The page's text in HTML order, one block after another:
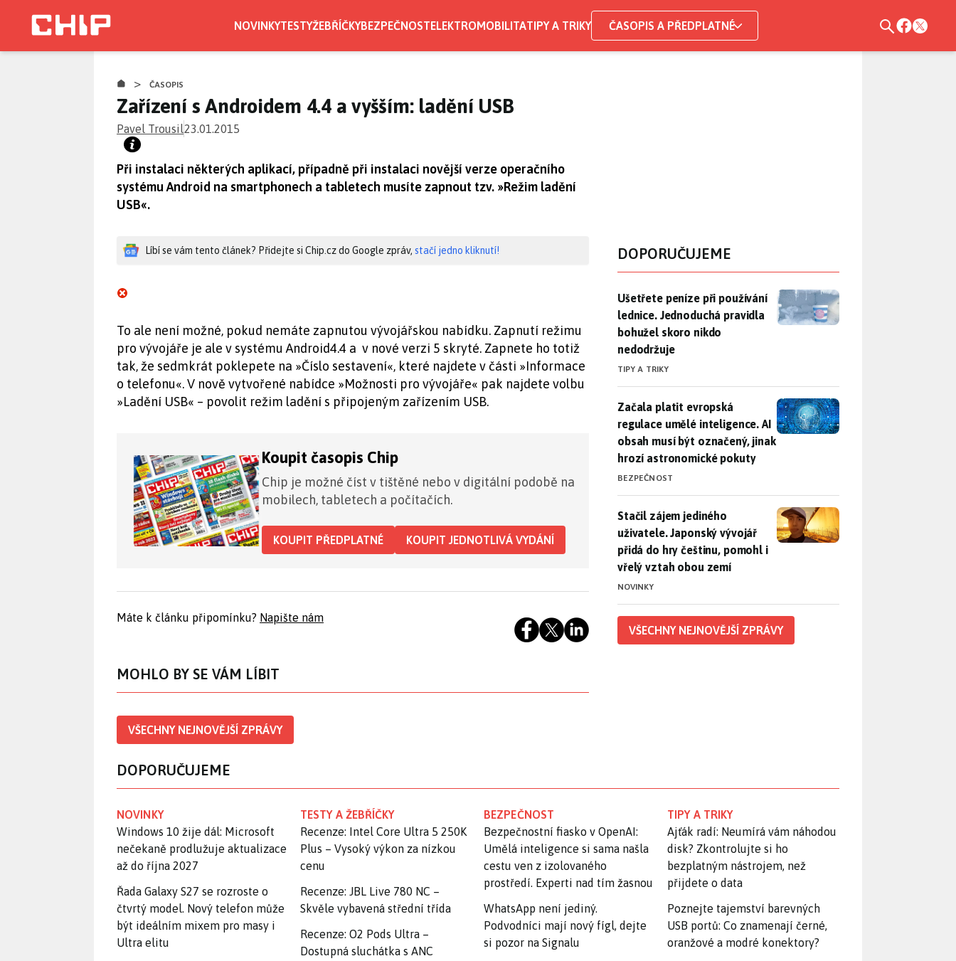
NOVINKYTESTYŽEBŘÍČKYBEZPEČNOSTELEKTROMOBILITATIPY A TRIKY ČASOPIS A PŘEDPLATNÉ
> ČASOPIS
Zařízení s Androidem 4.4 a vyšším: ladění USB
Pavel Trousil23.01.2015
Při instalaci některých aplikací, případně při instalaci novější verze operačního
systému Android na smartphonech a tabletech musíte zapnout tzv. »Režim ladění
USB«.
Líbí se vám tento článek? Přidejte si Chip.cz do Google zpráv, stačí jedno kliknutí!
To ale není možné, pokud nemáte zapnutou vývojářskou nabídku. Zapnutí režimu
pro vývojáře je ale v systému Android4.4 a v nové verzi 5 skryté. Zapnete ho totiž
tak, že sedmkrát poklepete na »Číslo sestavení«, které najdete v části »Informace
o telefonu«. V nově vytvořené nabídce »Možnosti pro vývojáře« pak najdete volbu
»Ladění USB« – povolit režim ladění s připojeným zařízením USB.
Koupit časopis Chip
Chip je možné číst v tištěné nebo v digitální podobě na
mobilech, tabletech a počítačích.
KOUPIT PŘEDPLATNÉ KOUPIT JEDNOTLIVÁ VYDÁNÍ
Máte k článku připomínku? Napište nám
MOHLO BY SE VÁM LÍBIT
VŠECHNY NEJNOVĚJŠÍ ZPRÁVY
DOPORUČUJEME
Ušetřete peníze při používání lednice. Jednoduchá pravidla
Ušetřete peníze při používání
lednice. Jednoduchá pravidla
bohužel skoro nikdo
nedodržuje
TIPY A TRIKY
Začala platit evropská regulace umělé inteligence. AI obsah
Začala platit evropská
regulace umělé inteligence. AI
obsah musí být označený, jinak
hrozí astronomické pokuty
BEZPEČNOST
Stačil zájem jediného uživatele. Japonský vývojář přidá do hry
Stačil zájem jediného
uživatele. Japonský vývojář
přidá do hry češtinu, pomohl i
vřelý vztah obou zemí
NOVINKY
VŠECHNY NEJNOVĚJŠÍ ZPRÁVY
DOPORUČUJEME
NOVINKY
Windows 10 žije dál: Microsoft
nečekaně prodlužuje aktualizace
až do října 2027
Řada Galaxy S27 se rozroste o
čtvrtý model. Nový telefon může
být ideálním mixem pro masy i
Ultra elitu
TESTY A ŽEBŘÍČKY
Recenze: Intel Core Ultra 5 250K
Plus – Vysoký výkon za nízkou
cenu
Recenze: JBL Live 780 NC –
Skvěle vybavená střední třída
Recenze: O2 Pods Ultra –
Dostupná sluchátka s ANC
BEZPEČNOST
Bezpečnostní fiasko v OpenAI:
Umělá inteligence si sama našla
cestu ven z izolovaného
prostředí. Experti nad tím žasnou
WhatsApp není jediný.
Podvodníci mají nový fígl, dejte
si pozor na Signalu
TIPY A TRIKY
Ajťák radí: Neumírá vám náhodou
disk? Zkontrolujte si ho
bezplatným nástrojem, než
přijdete o data
Poznejte tajemství barevných
USB portů: Co znamenají černé,
oranžové a modré konektory?